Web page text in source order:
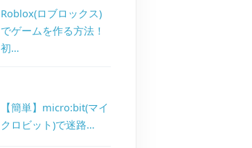
Roblox(ロブロックス)
でゲームを作る方法！
初…
【簡単】micro:bit(マイ
クロビット)で迷路…